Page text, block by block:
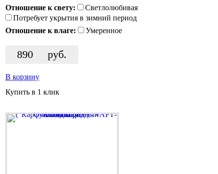
Отношение к свету:
Светлолюбивая
Потребует укрытия в зимний период
Отношение к влаге:
Умеренное
890 руб.
В корзину
Купить в 1 клик